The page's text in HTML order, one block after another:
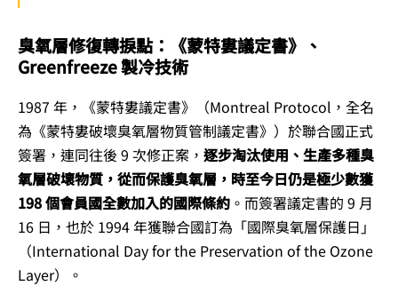
臭氧層修復轉捩點：《蒙特婁議定書》、
Greenfreeze 製冷技術
1987 年，《蒙特婁議定書》（Montreal Protocol，全名
為《蒙特婁破壞臭氧層物質管制議定書》）於聯合國正式
簽署，連同往後 9 次修正案， 逐步淘汰使用、生產多種臭
氧層破壞物質，從而保護臭氧層，時至今日仍是極少數獲
198 個會員國全數加入的國際條約 。而簽署議定書的 9 月
16 日，也於 1994 年獲聯合國訂為「國際臭氧層保護日」
（International Day for the Preservation of the Ozone
Layer）。